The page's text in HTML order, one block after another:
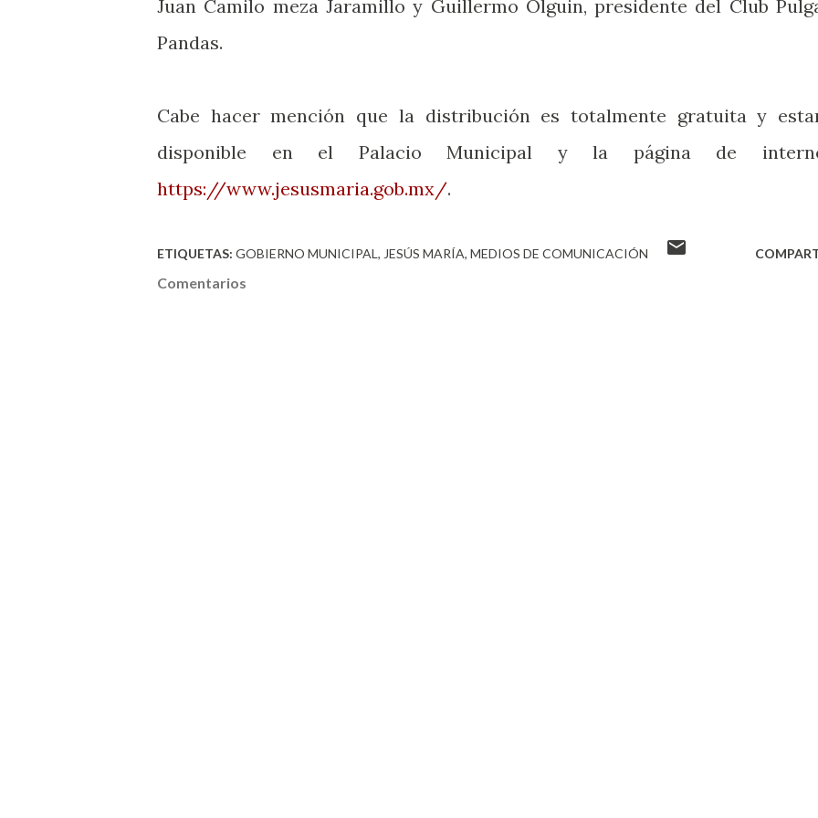
Juan Camilo meza Jaramillo y Guillermo Olguin, presidente del Club
Pandas.
Cabe hacer mención que la distribución es totalmente gratuita y
disponible en el Palacio Municipal y la página de
https://www.jesusmaria.gob.mx/.
ETIQUETAS: GOBIERNO MUNICIPAL JESÚS MARÍA MEDIOS DE COMUNICACIÓN
Comentarios